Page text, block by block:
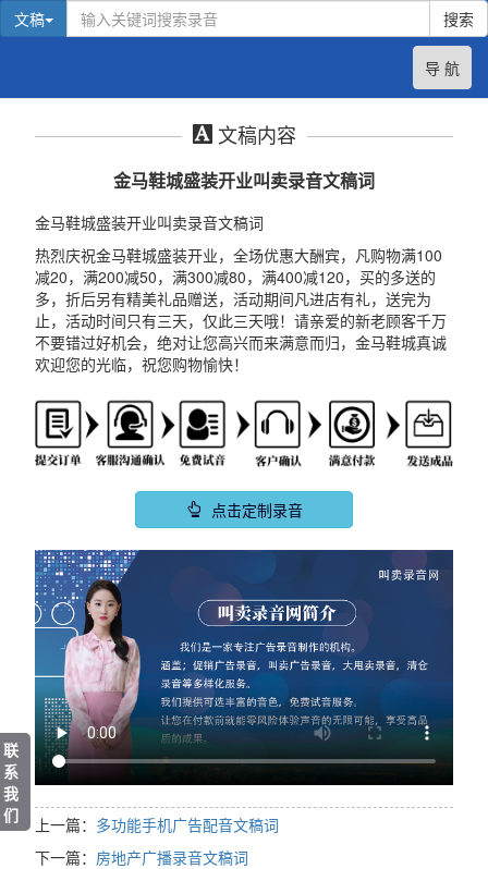
文稿 搜索
导 航
文稿内容
金马鞋城盛装开业叫卖录音文稿词
金马鞋城盛装开业叫卖录音文稿词
热烈庆祝金马鞋城盛装开业，全场优惠大酬宾，凡购物满100
减20，满200减50，满300减80，满400减120，买的多送的
多，折后另有精美礼品赠送，活动期间凡进店有礼，送完为
止，活动时间只有三天，仅此三天哦！请亲爱的新老顾客千万
不要错过好机会，绝对让您高兴而来满意而归，金马鞋城真诚
欢迎您的光临，祝您购物愉快！
点击定制录音
上一篇： 多功能手机广告配音文稿词
下一篇： 房地产广播录音文稿词
联
系
我
们